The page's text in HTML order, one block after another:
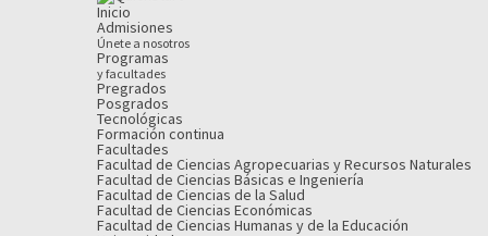
Inicio
Admisiones
Únete a nosotros
Programas
y facultades
Pregrados
Posgrados
Tecnológicas
Formación continua
Facultades
Facultad de Ciencias Agropecuarias y Recursos Naturales
Facultad de Ciencias Básicas e Ingeniería
Facultad de Ciencias de la Salud
Facultad de Ciencias Económicas
Facultad de Ciencias Humanas y de la Educación